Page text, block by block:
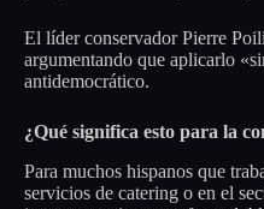
El líder conservador Pierre
argumentando que aplicarlo
antidemocrático.
¿Qué significa esto para la
Para muchos hispanos que
servicios de catering o en el